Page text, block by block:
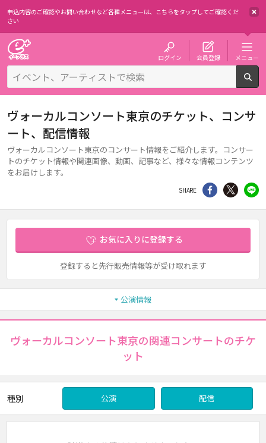
申込内容のご確認やお問い合わせなど各種メニューは、 こちらをタップしてご確認くだ
さい
ログイン 会員登録 メニュー
ヴォーカルコンソート東京のチケット、コンサ
ート、配信情報
ヴォーカルコンソート東京のコンサート情報をご紹介します。コンサー
トのチケット情報や関連画像、動画、記事など、様々な情報コンテンツ
をお届けします。
SHARE シェア Twitter
お気に入りに登録する
登録すると先行販売情報等が受け取れます
公演情報
ヴォーカルコンソート東京の関連コンサートのチケ
ット
種別 公演 配信